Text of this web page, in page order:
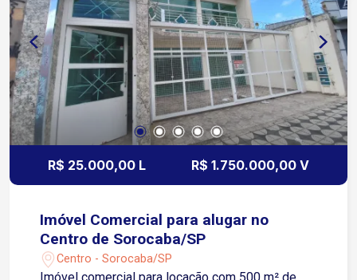
R$ 25.000,00 L R$ 1.750.000,00 V
Imóvel Comercial para alugar no
Centro de Sorocaba/SP
Centro - Sorocaba/SP